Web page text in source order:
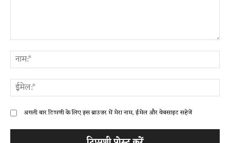
अगली बार टिप्पणी के लिए इस ब्राउज़र में मेरा नाम, ईमेल और वेबसाइट सहेजें